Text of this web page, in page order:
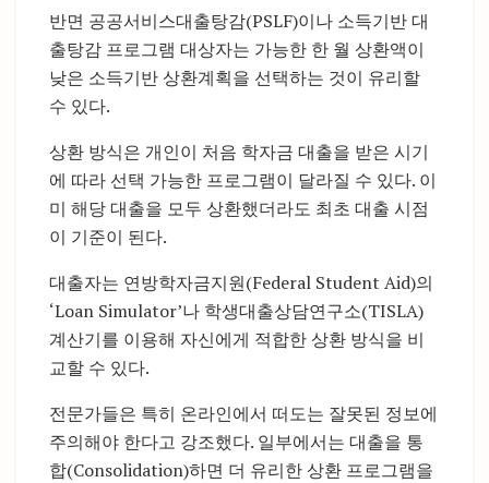
반면 공공서비스대출탕감(PSLF)이나 소득기반 대
출탕감 프로그램 대상자는 가능한 한 월 상환액이
낮은 소득기반 상환계획을 선택하는 것이 유리할
수 있다.
상환 방식은 개인이 처음 학자금 대출을 받은 시기
에 따라 선택 가능한 프로그램이 달라질 수 있다. 이
미 해당 대출을 모두 상환했더라도 최초 대출 시점
이 기준이 된다.
대출자는 연방학자금지원(Federal Student Aid)의
‘Loan Simulator’나 학생대출상담연구소(TISLA)
계산기를 이용해 자신에게 적합한 상환 방식을 비
교할 수 있다.
전문가들은 특히 온라인에서 떠도는 잘못된 정보에
주의해야 한다고 강조했다. 일부에서는 대출을 통
합(Consolidation)하면 더 유리한 상환 프로그램을